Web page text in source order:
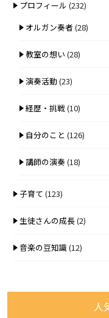
プロフィール (232)
オルガン奏者 (28)
教室の想い (28)
演奏活動(23)
経歴・挑戦(10)
自分のこと (126)
講師の演奏(18)
子育て (123)
生徒さんの成長(2)
音楽の豆知識(12)
人